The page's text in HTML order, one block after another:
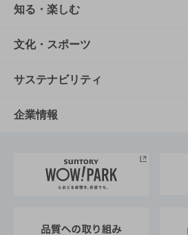
商品TOP
商品一覧
商品発売情報
栄養成分一覧
知る・楽しむ
知る・楽しむTOP
キャンペーン
工場見学
地域情報
文化・スポーツ
文化・スポーツTOP
サントリーホール
サントリーサンバーズ大阪
サステナビリティ
サステナビリティTOP
サントリーが考えるサステナビ
企業情報
企業概要